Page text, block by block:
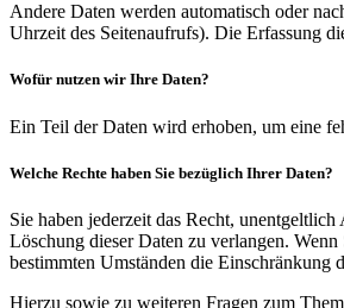
Andere Daten werden automatisch oder
Uhrzeit des Seitenaufrufs). Die Erfassung
Wofür nutzen wir Ihre Daten?
Ein Teil der Daten wird erhoben, um eine
Welche Rechte haben Sie bezüglich Ihrer Daten?
Sie haben jederzeit das Recht,
Löschung dieser Daten zu verlangen.
bestimmten Umständen die Einschränkung
Hierzu sowie zu weiteren Fragen zum